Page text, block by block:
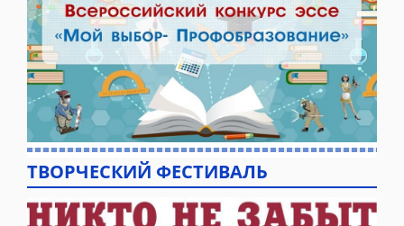
ТВОРЧЕСКИЙ ФЕСТИВАЛЬ